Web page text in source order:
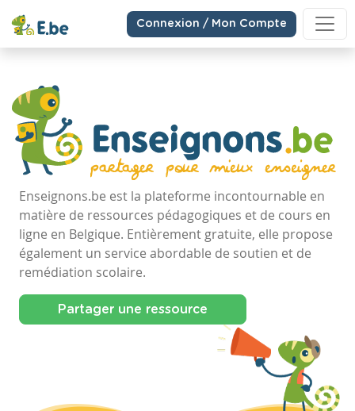
Connexion / Mon Compte
Enseignons.be est la plateforme incontournable en
matière de ressources pédagogiques et de cours en
ligne en Belgique. Entièrement gratuite, elle propose
également un service abordable de soutien et de
remédiation scolaire.
Partager une ressource